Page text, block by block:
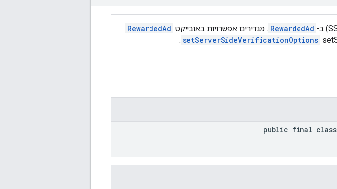
RewardedAd . מגדירים אפשרויות באובייקט RewardedAd
setServerSideVerificationOptions
.
public final class